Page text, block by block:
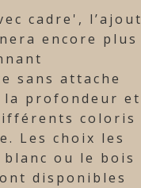
cadre', l’ajout
encore plus
sans attache
la profondeur et
coloris
Les choix les
ou le bois
disponibles